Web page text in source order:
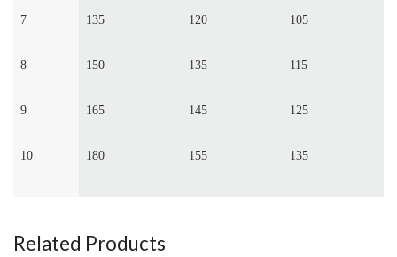
7 135 120 105
8 150 135 115
9 165 145 125
10 180 155 135
Related Products